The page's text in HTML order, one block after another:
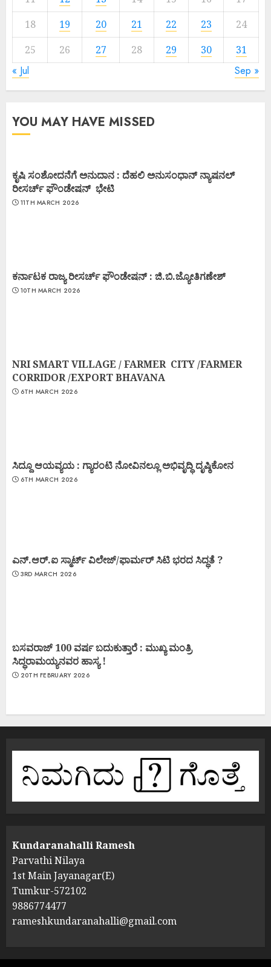
18
19 20 21 22 23
24
25
26 27 28 29 30 31
« Jul Sep »
YOU MAY HAVE MISSED
ಕೃಷಿ ಸಂಶೋದನೆಗೆ ಅನುದಾನ : ದೆಹಲಿ ಅನುಸಂಧಾನ್ ನ್ಯಾಷನಲ್
ರೀಸರ್ಚ್ ಫೌಂಡೇಷನ್ ಭೇಟಿ
11TH MARCH 2026
ಕರ್ನಾಟಕ ರಾಜ್ಯ ರೀಸರ್ಚ್ ಫೌಂಡೇಷನ್ : ಜಿ.ಬಿ.ಜ್ಯೋತಿಗಣೇಶ್
10TH MARCH 2026
NRI SMART VILLAGE / FARMER CITY /FARMER
CORRIDOR /EXPORT BHAVANA
6TH MARCH 2026
ಸಿದ್ದೂ ಆಯವ್ಯಯ : ಗ್ಯಾರಂಟಿ ನೋವಿನಲ್ಲೂ ಅಭಿವೃದ್ಧಿ ದೃಷ್ಠಿಕೋನ
6TH MARCH 2026
ಎನ್.ಆರ್.ಐ ಸ್ಮಾರ್ಟ್ ವಿಲೇಜ್/ಫಾರ್ಮರ್ ಸಿಟಿ ಭರದ ಸಿದ್ಧತೆ ?
3RD MARCH 2026
ಬಸವರಾಜ್ 100 ವರ್ಷ ಬದುಕುತ್ತಾರೆ : ಮುಖ್ಯ ಮಂತ್ರಿ
ಸಿದ್ಧರಾಮಯ್ಯನವರ ಹಾಸ್ಯ !
20TH FEBRUARY 2026
Kundaranahalli Ramesh
Parvathi Nilaya
1st Main Jayanagar(E)
Tumkur-572102
9886774477
rameshkundaranahalli@gmail.com